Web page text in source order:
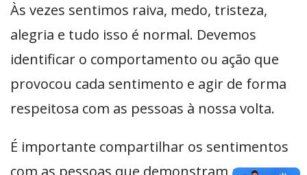
Às vezes sentimos raiva, medo, tristeza,
alegria e tudo isso é normal. Devemos
identificar o comportamento ou ação que
provocou cada sentimento e agir de forma
respeitosa com as pessoas à nossa volta.
É importante compartilhar os sentimentos